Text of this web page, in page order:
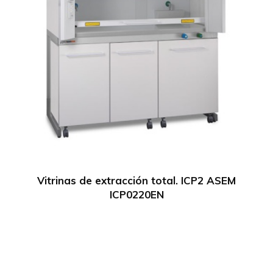
Vitrinas de extracción total. ICP2 ASEM
ICP0220EN